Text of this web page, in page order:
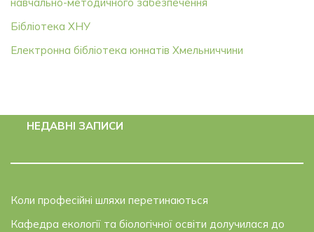
Бібліотека ХНУ
Електронна бібліотека юннатів Хмельниччини
НЕДАВНІ ЗАПИСИ
Коли професійні шляхи перетинаються
Кафедра екології та біологічної освіти долучилася до